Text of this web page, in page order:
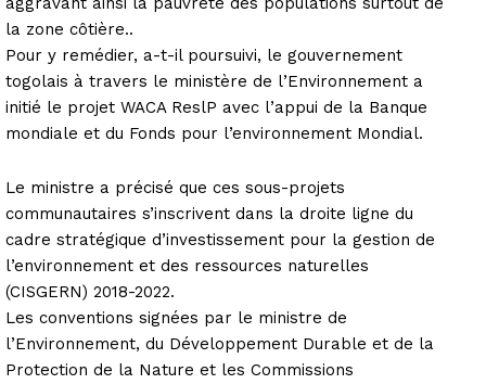
la zone côtière..
Pour y remédier, a-t-il poursuivi, le gouvernement
togolais à travers le ministère de l’Environnement a
initié le projet WACA ReslP avec l’appui de la Banque
mondiale et du Fonds pour l’environnement Mondial.
Le ministre a précisé que ces sous-projets
communautaires s’inscrivent dans la droite ligne du
cadre stratégique d’investissement pour la gestion de
l’environnement et des ressources naturelles
(CISGERN) 2018-2022.
Les conventions signées par le ministre de
l’Environnement, du Développement Durable et de la
Protection de la Nature et les Commissions